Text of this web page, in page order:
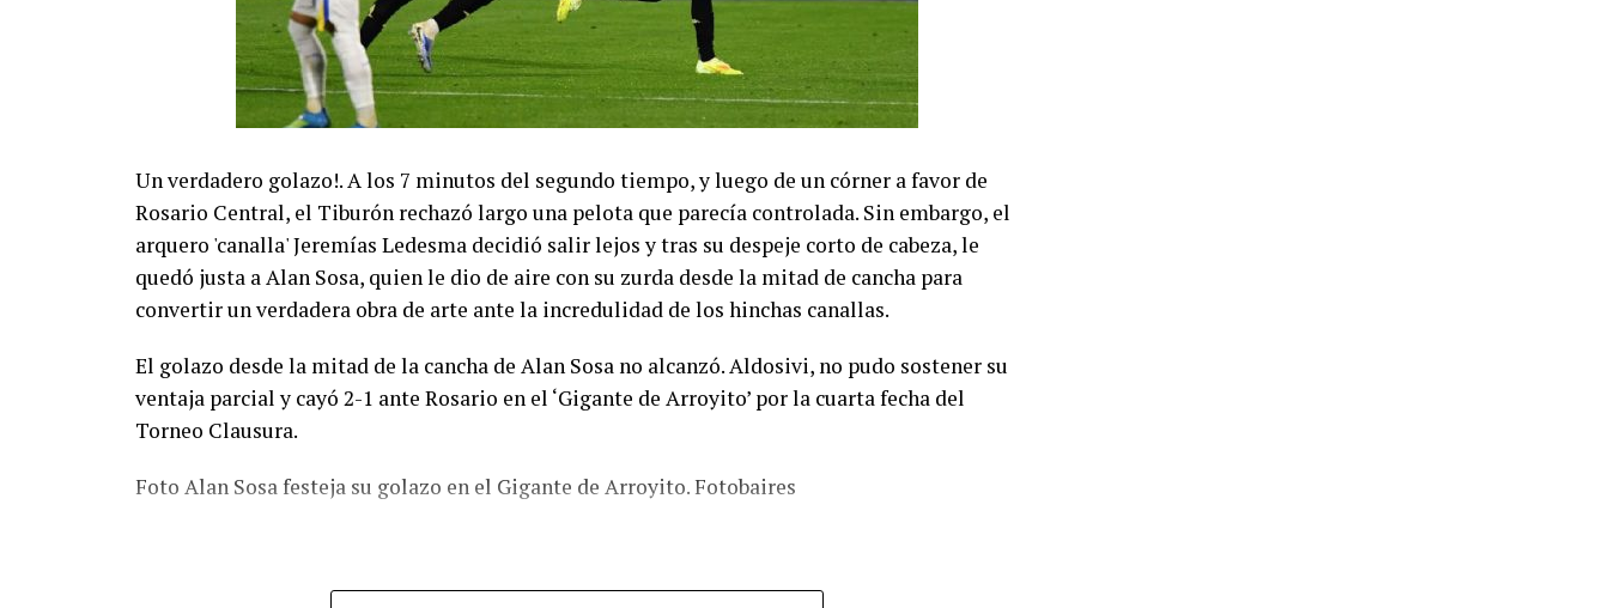
Un verdadero golazo!. A los 7 minutos del segundo tiempo, y luego de un córner a favor de
Rosario Central, el Tiburón rechazó largo una pelota que parecía controlada. Sin embargo, el
arquero 'canalla' Jeremías Ledesma decidió salir lejos y tras su despeje corto de cabeza, le
quedó justa a Alan Sosa, quien le dio de aire con su zurda desde la mitad de cancha para
convertir un verdadera obra de arte ante la incredulidad de los hinchas canallas.
El golazo desde la mitad de la cancha de Alan Sosa no alcanzó. Aldosivi, no pudo sostener su
ventaja parcial y cayó 2-1 ante Rosario en el ‘Gigante de Arroyito’ por la cuarta fecha del
Torneo Clausura.
Foto Alan Sosa festeja su golazo en el Gigante de Arroyito. Fotobaires